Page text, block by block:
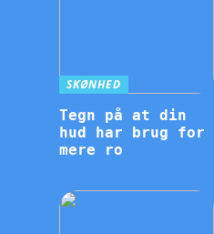
SKØNHED
Tegn på at din
hud har brug for
mere ro